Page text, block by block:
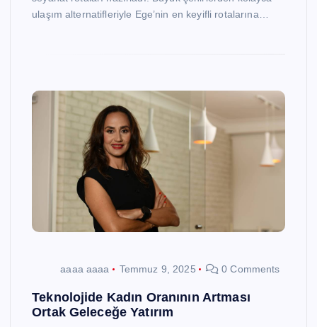
ulaşım alternatifleriyle Ege’nin en keyifli rotalarına…
aaaa aaaa Temmuz 9, 2025 0 Comments
Teknolojide Kadın Oranının Artması
Ortak Geleceğe Yatırım